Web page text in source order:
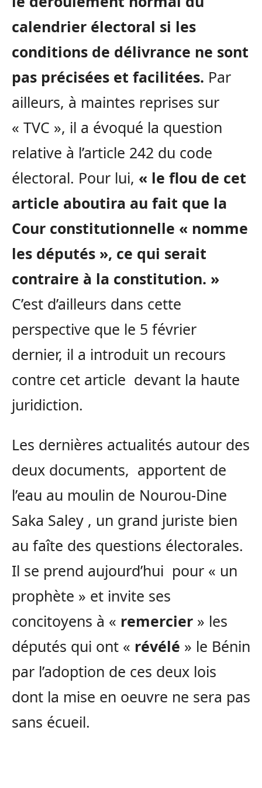
calendrier électoral si les
conditions de délivrance ne sont
pas précisées et facilitées. Par
ailleurs, à maintes reprises sur
« TVC », il a évoqué la question
relative à l’article 242 du code
électoral. Pour lui, « le flou de cet
article aboutira au fait que la
Cour constitutionnelle « nomme
les députés », ce qui serait
contraire à la constitution. »
C’est d’ailleurs dans cette
perspective que le 5 février
dernier, il a introduit un recours
contre cet article devant la haute
juridiction.
Les dernières actualités autour des
deux documents, apportent de
l’eau au moulin de Nourou-Dine
Saka Saley , un grand juriste bien
au faîte des questions électorales.
Il se prend aujourd’hui pour « un
prophète » et invite ses
concitoyens à « remercier » les
députés qui ont « révélé » le Bénin
par l’adoption de ces deux lois
dont la mise en oeuvre ne sera pas
sans écueil.